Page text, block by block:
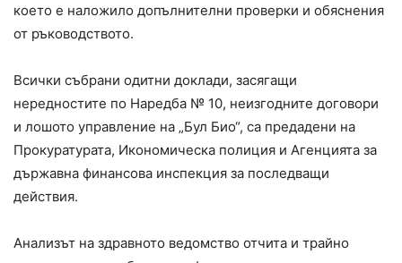
което е наложило допълнителни проверки и обяснения
от ръководството.
Всички събрани одитни доклади, засягащи
нередностите по Наредба № 10, неизгодните договори
и лошото управление на „Бул Био“, са предадени на
Прокуратурата, Икономическа полиция и Агенцията за
държавна финансова инспекция за последващи
действия.
Анализът на здравното ведомство отчита и трайно